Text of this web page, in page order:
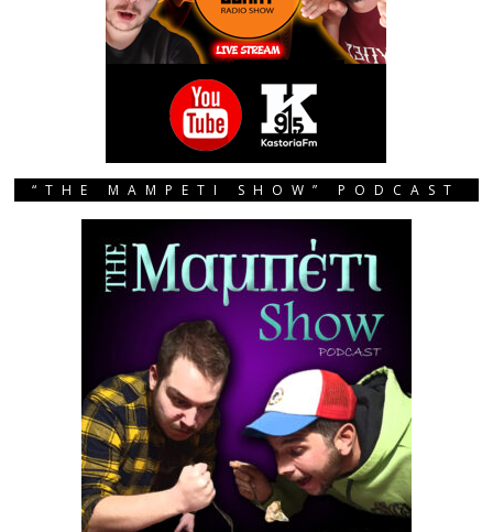
“THE MAMPETI SHOW” PODCAST